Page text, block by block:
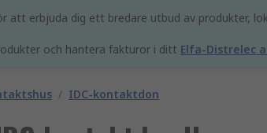
att erbjuda dig ett bredare utbud av produkter,
och hantera fakturor i ditt Elfa-Distrelec
/ IDC-kontaktdon